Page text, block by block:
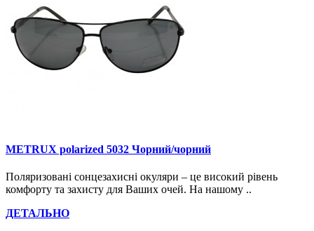
METRUX polarized 5032 Чорний/чорний
Поляризовані сонцезахисні окуляри – це високий рівень
комфорту та захисту для Ваших очей. На нашому ..
ДЕТАЛЬНО